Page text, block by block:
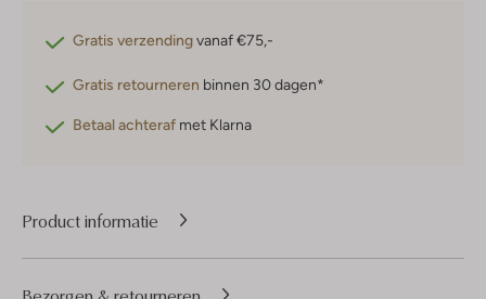
Gratis verzendingvanaf €75,-
Gratis retourneren binnen 30 dagen*
Betaal achteraf met Klarna
Product informatie